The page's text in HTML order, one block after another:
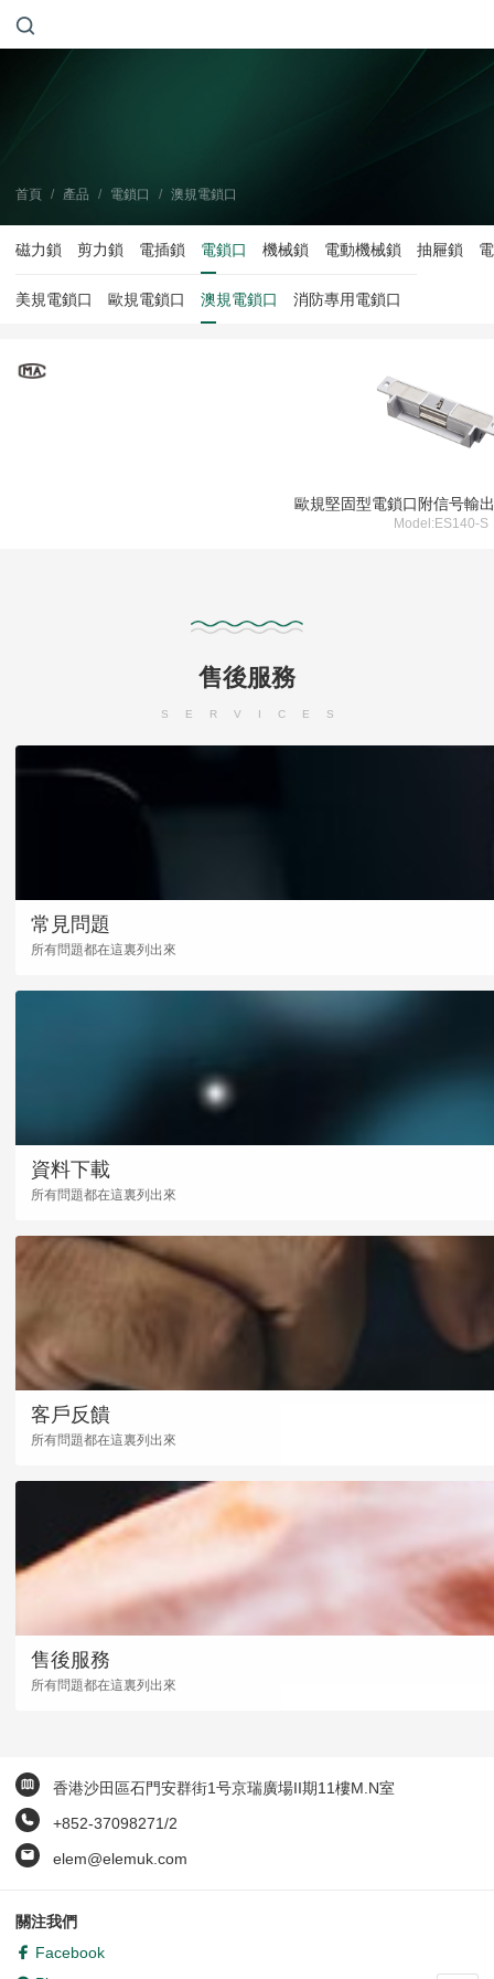
首頁 / 產品 / 電鎖口 / 澳規電鎖口
磁力鎖 剪力鎖 電插鎖 電鎖口 機械鎖 電動機械鎖 抽屜鎖
美規電鎖口 歐規電鎖口 澳規電鎖口 消防專用電鎖口
歐規堅固型電鎖口附信号輸
Model:ES140-S
售後服務
SERVICES
常見問題
所有問題都在這裏列出來
資料下載
所有問題都在這裏列出來
客戶反饋
所有問題都在這裏列出來
售後服務
所有問題都在這裏列出來
香港沙田區石門安群街1号京瑞廣場II期11樓M.N室
+852-37098271/2
elem@elemuk.com
關注我們
Facebook